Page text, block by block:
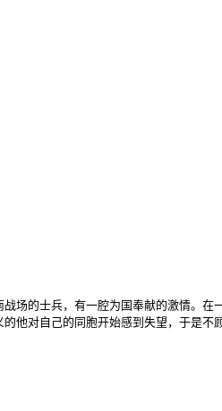
的士兵，有一腔为国奉献的激情。在
他对自己的同胞开始感到失望，于是